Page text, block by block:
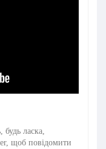
ласка,
щоб повідомити